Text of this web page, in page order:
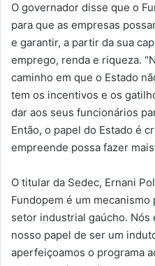
O governador disse que o
para que as empresas
e garantir, a partir da sua
emprego, renda e riqueza.
caminho em que o Estado
tem os incentivos e os
dar aos seus funcionários
Então, o papel do Estado é
empreende possa fazer
O titular da Sedec, Ernani
Fundopem é um
setor industrial gaúcho. Nós
nosso papel de ser um
aperfeiçoamos o programa